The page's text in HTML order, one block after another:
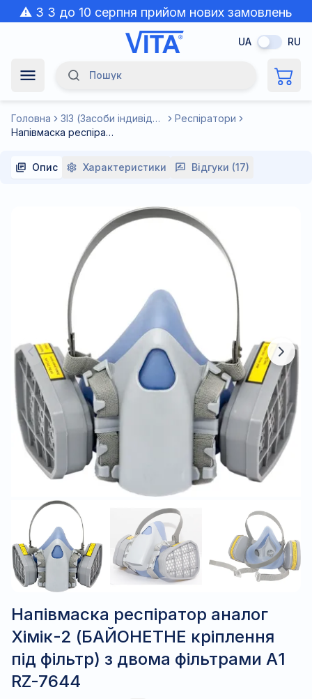
⚠️ З 3 до 10 серпня прийом нових замовлень
призупинено через спеку.
UA RU
Пошук
Головна ЗІЗ (Засоби індивідуального захисту)
Респіратори
Напівмаска респіратор аналог Хімік-2 (БАЙОНЕТНЕ кріплення під фільтр) з двома фільтрами А1 RZ-7644
Опис Характеристики Відгуки (17)
Напівмаска респіратор аналог
Хімік-2 (БАЙОНЕТНЕ кріплення
під фільтр) з двома фільтрами А1
RZ-7644